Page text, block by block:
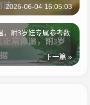
2026-06-04 16:05:03
，附3岁娃专属参考数
下一篇 »